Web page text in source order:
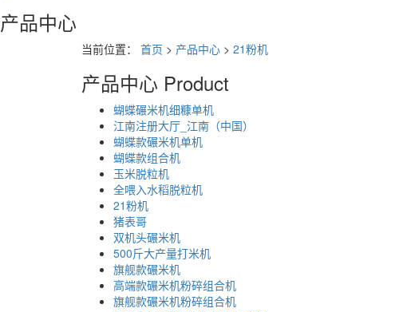
产品中心
当前位置： 首页 > 产品中心 > 21粉机
产品中心 Product
蝴蝶碾米机细糠单机
江南注册大厅_江南（中国）
蝴蝶款碾米机单机
蝴蝶款组合机
玉米脱粒机
全喂入水稻脱粒机
21粉机
猪表哥
双机头碾米机
500斤大产量打米机
旗舰款碾米机
高端款碾米机粉碎组合机
旗舰款碾米机粉碎组合机